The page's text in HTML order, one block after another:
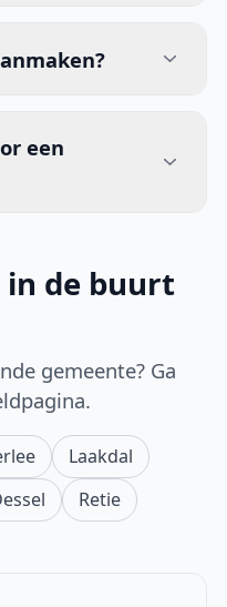
een
in de buurt
gemeente? Ga
Laakdal
Retie